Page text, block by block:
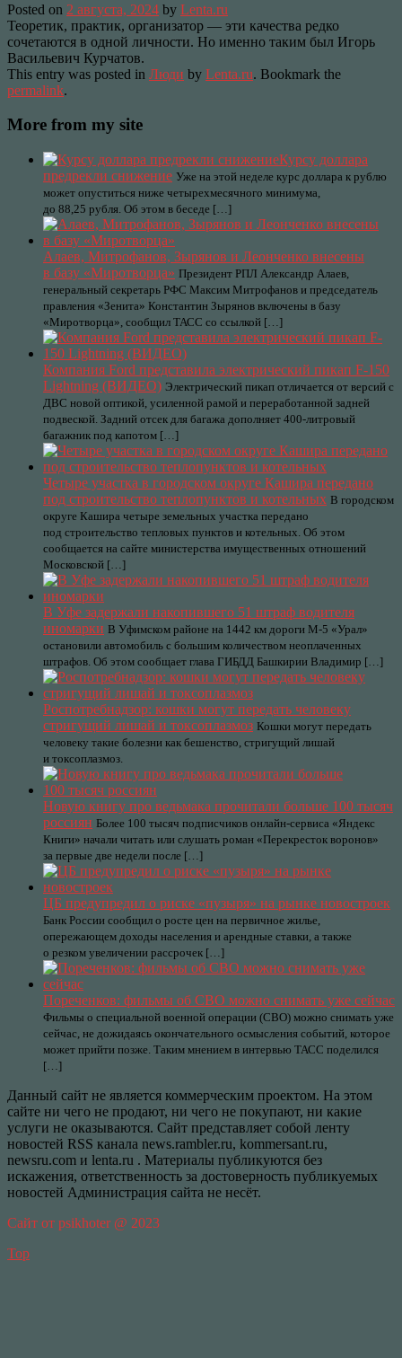
Posted on 2 августа, 2024 by Lenta.ru
Теоретик, практик, организатор — эти качества редко
сочетаются в одной личности. Но именно таким был Игорь
Васильевич Курчатов.
This entry was posted in Люди by Lenta.ru. Bookmark the
permalink.
More from my site
Курсу доллара
предрекли снижение Уже на этой неделе курс доллара к рублю
может опуститься ниже четырехмесячного минимума,
до 88,25 рубля. Об этом в беседе […]
Алаев, Митрофанов, Зырянов и Леонченко внесены
в базу «Миротворца» Президент РПЛ Александр Алаев,
генеральный секретарь РФС Максим Митрофанов и председатель
правления «Зенита» Константин Зырянов включены в базу
«Миротворца», сообщил ТАСС со ссылкой […]
Компания Ford представила электрический пикап F-150
Lightning (ВИДЕО) Электрический пикап отличается от версий с
ДВС новой оптикой, усиленной рамой и переработанной задней
подвеской. Задний отсек для багажа дополняет 400-литровый
багажник под капотом […]
Четыре участка в городском округе Кашира передано
под строительство теплопунктов и котельных В городском
округе Кашира четыре земельных участка передано
под строительство тепловых пунктов и котельных. Об этом
сообщается на сайте министерства имущественных отношений
Московской […]
В Уфе задержали накопившего 51 штраф водителя
иномарки В Уфимском районе на 1442 км дороги М-5 «Урал»
остановили автомобиль с большим количеством неоплаченных
штрафов. Об этом сообщает глава ГИБДД Башкирии Владимир […]
Роспотребнадзор: кошки могут передать человеку
стригущий лишай и токсоплазмоз Кошки могут передать
человеку такие болезни как бешенство, стригущий лишай
и токсоплазмоз.
Новую книгу про ведьмака прочитали больше 100 тысяч
россиян Более 100 тысяч подписчиков онлайн-сервиса «Яндекс
Книги» начали читать или слушать роман «Перекресток воронов»
за первые две недели после […]
ЦБ предупредил о риске «пузыря» на рынке новостроек
Банк России сообщил о росте цен на первичное жилье,
опережающем доходы населения и арендные ставки, а также
о резком увеличении рассрочек […]
Пореченков: фильмы об СВО можно снимать уже сейчас
Фильмы о специальной военной операции (СВО) можно снимать уже
сейчас, не дожидаясь окончательного осмысления событий, которое
может прийти позже. Таким мнением в интервью ТАСС поделился
[…]
Данный сайт не является коммерческим проектом. На этом
сайте ни чего не продают, ни чего не покупают, ни какие
услуги не оказываются. Сайт представляет собой ленту
новостей RSS канала news.rambler.ru, kommersant.ru,
newsru.com и lenta.ru . Материалы публикуются без
искажения, ответственность за достоверность публикуемых
новостей Администрация сайта не несёт.
Сайт от psikhoter @ 2023
Top